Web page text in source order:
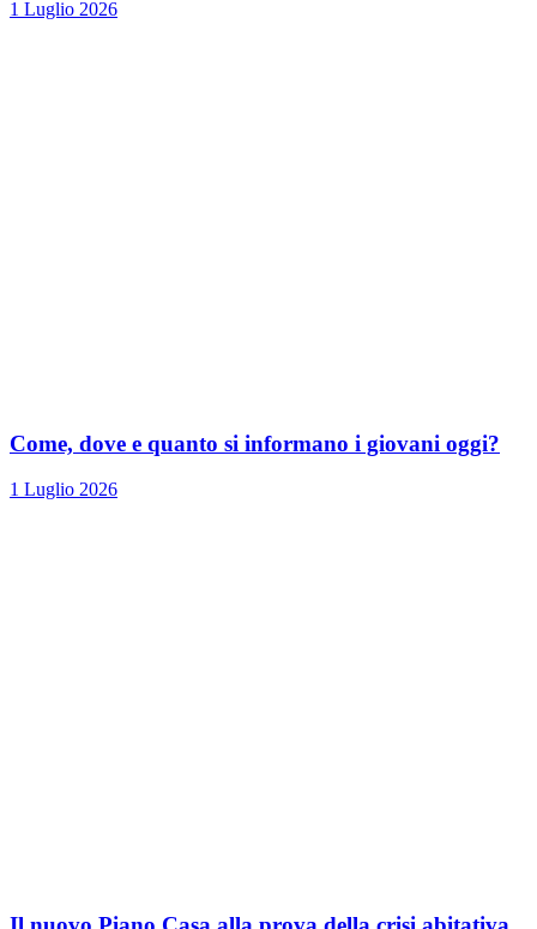
1 Luglio 2026
Come, dove e quanto si informano i giovani oggi?
1 Luglio 2026